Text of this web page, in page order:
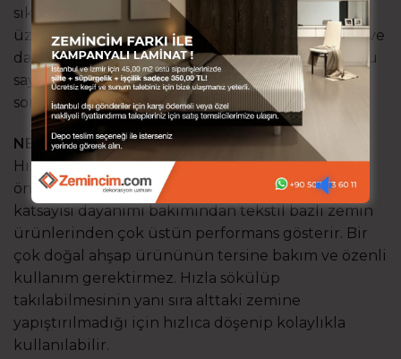
sıkıştırılmasıyla panellere dönüştürülür. Paneller
üzerinde desen kaplaması ve geliştirilmiş sertlik ve
dayanım sağlayan koruyucu tabakalar kaplıdır. Bu
sayede çeşitli ebat, döşeme sistemi ve neredeyse
sonsuz desen çeşitliği sağlanır.
NEDEN LAMİNAT PARKE KULLANMALIYIM?
Hızlı döşenir, çok çeşit sunar ve hepsinden
önemlisi dayanıklıdır. Çizilme ve sürtünme
katsayısı dayanımı bakımından tekstil bazlı zemin
ürünlerinden çok üstün performans gösterir. Bir
çok doğal ahşap ürününün tersine bakım ve özenli
kullanım gerektirmez. Hızla sökülüp
takılabilmesinin yanı sıra alttaki zemine
yapıştırılmadığı için hızlıca döşenip kolaylıkla
kullanılabilir.